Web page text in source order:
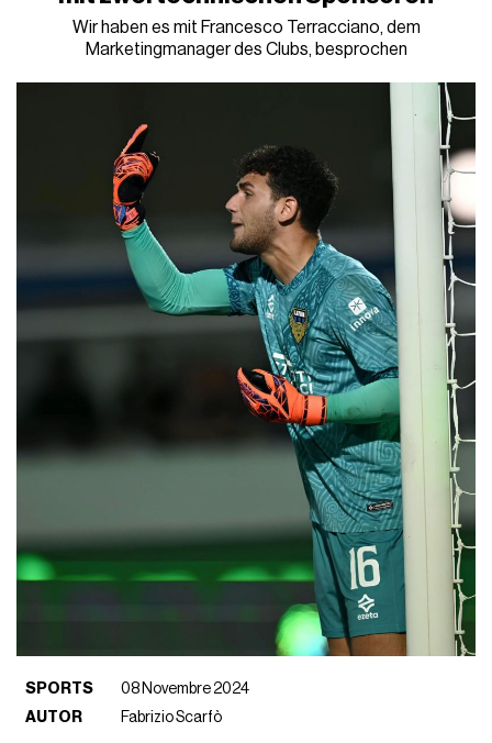
Wir haben es mit Francesco Terracciano, dem
Marketingmanager des Clubs, besprochen
SPORTS
08 Novembre 2024
AUTOR
Fabrizio Scarfò